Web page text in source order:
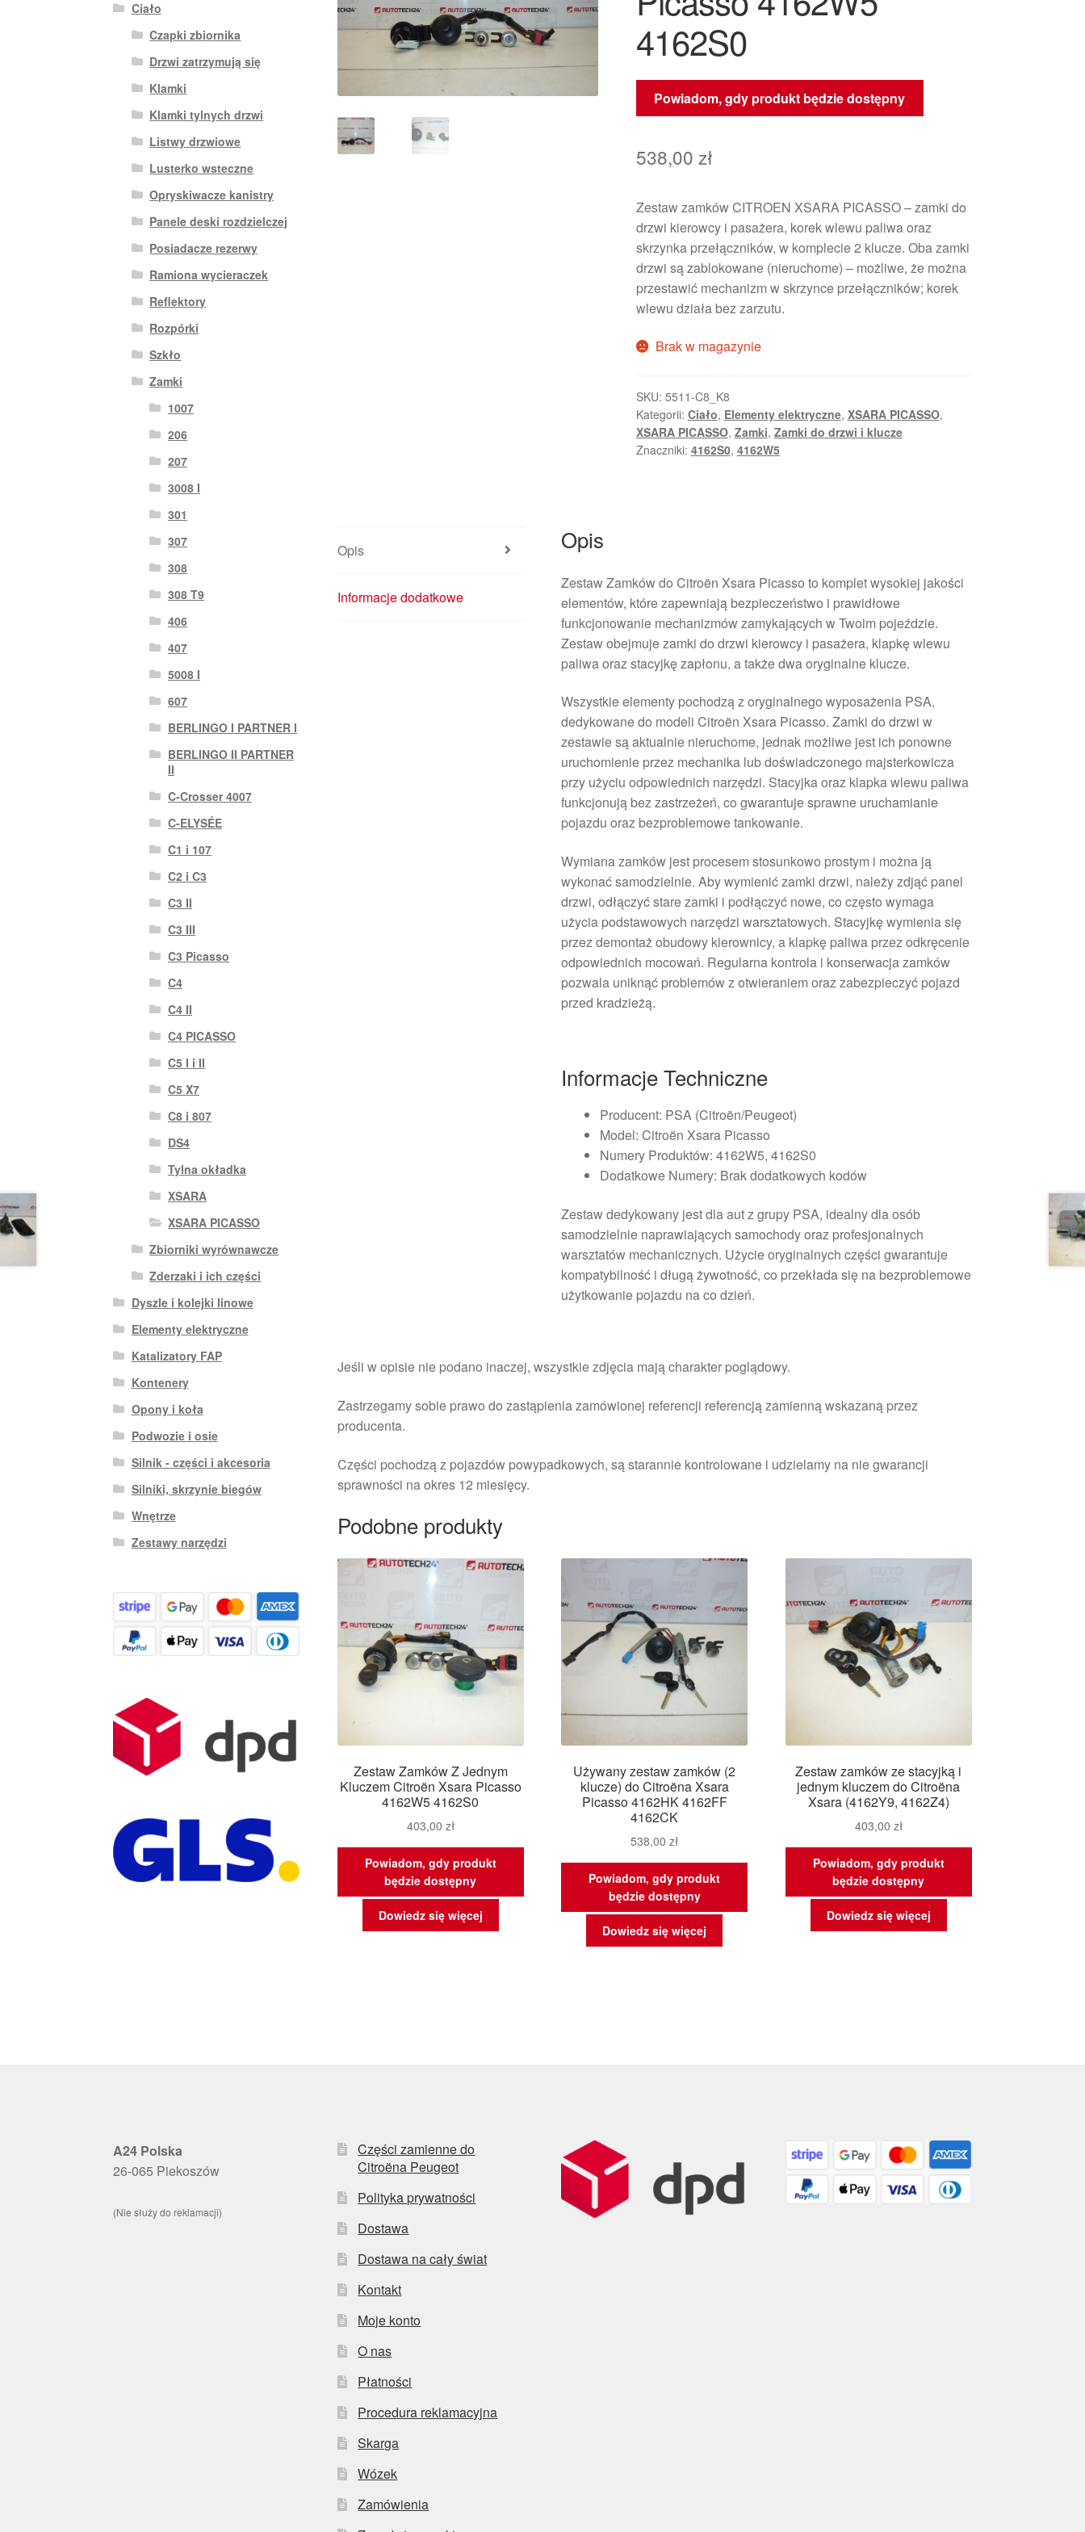
4162S0
Powiadom, gdy produkt będzie dostępny
538,00 zł
Zestaw zamków CITROEN XSARA PICASSO – zamki do
drzwi kierowcy i pasażera, korek wlewu paliwa oraz
skrzynka przełączników, w komplecie 2 klucze. Oba zamki
drzwi są zablokowane (nieruchome) – możliwe, że można
przestawić mechanizm w skrzynce przełączników; korek
wlewu działa bez zarzutu.
Brak w magazynie
SKU: 5511-C8_K8
Kategorii: Ciało, Elementy elektryczne, XSARA PICASSO,
XSARA PICASSO, Zamki, Zamki do drzwi i klucze
Znaczniki: 4162S0, 4162W5
Opis
Informacje dodatkowe
Opis
Zestaw Zamków do Citroën Xsara Picasso to komplet wysokiej jakości
elementów, które zapewniają bezpieczeństwo i prawidłowe
funkcjonowanie mechanizmów zamykających w Twoim pojeździe.
Zestaw obejmuje zamki do drzwi kierowcy i pasażera, klapkę wlewu
paliwa oraz stacyjkę zapłonu, a także dwa oryginalne klucze.
Wszystkie elementy pochodzą z oryginalnego wyposażenia PSA,
dedykowane do modeli Citroën Xsara Picasso. Zamki do drzwi w
zestawie są aktualnie nieruchome, jednak możliwe jest ich ponowne
uruchomienie przez mechanika lub doświadczonego majsterkowicza
przy użyciu odpowiednich narzędzi. Stacyjka oraz klapka wlewu paliwa
funkcjonują bez zastrzeżeń, co gwarantuje sprawne uruchamianie
pojazdu oraz bezproblemowe tankowanie.
Wymiana zamków jest procesem stosunkowo prostym i można ją
wykonać samodzielnie. Aby wymienić zamki drzwi, należy zdjąć panel
drzwi, odłączyć stare zamki i podłączyć nowe, co często wymaga
użycia podstawowych narzędzi warsztatowych. Stacyjkę wymienia się
przez demontaż obudowy kierownicy, a klapkę paliwa przez odkręcenie
odpowiednich mocowań. Regularna kontrola i konserwacja zamków
pozwala uniknąć problemów z otwieraniem oraz zabezpieczyć pojazd
przed kradzieżą.
Informacje Techniczne
Producent: PSA (Citroën/Peugeot)
Model: Citroën Xsara Picasso
Numery Produktów: 4162W5, 4162S0
Dodatkowe Numery: Brak dodatkowych kodów
Zestaw dedykowany jest dla aut z grupy PSA, idealny dla osób
samodzielnie naprawiających samochody oraz profesjonalnych
warsztatów mechanicznych. Użycie oryginalnych części gwarantuje
kompatybilność i długą żywotność, co przekłada się na bezproblemowe
użytkowanie pojazdu na co dzień.
Jeśli w opisie nie podano inaczej, wszystkie zdjęcia mają charakter poglądowy.
Zastrzegamy sobie prawo do zastąpienia zamówionej referencji referencją zamienną wskazaną przez
producenta.
Części pochodzą z pojazdów powypadkowych, są starannie kontrolowane i udzielamy na nie gwarancji
sprawności na okres 12 miesięcy.
Podobne produkty
Zestaw Zamków Z Jednym
Kluczem Citroën Xsara Picasso
4162W5 4162S0
403,00 zł
Powiadom, gdy produkt
będzie dostępny
Dowiedz się więcej
Używany zestaw zamków (2
klucze) do Citroëna Xsara
Picasso 4162HK 4162FF
4162CK
538,00zł
Powiadom, gdy produkt
będzie dostępny
Dowiedz się więcej
Zestaw zamków ze stacyjką i
jednym kluczem do Citroëna
Xsara (4162Y9, 4162Z4)
403,00 zł
Powiadom, gdy produkt
będzie dostępny
Dowiedz się więcej
Ciało
Czapki zbiornika
Drzwi zatrzymują się
Klamki
Klamki tylnych drzwi
Listwy drzwiowe
Lusterko wsteczne
Opryskiwacze kanistry
Panele deski rozdzielczej
Posiadacze rezerwy
Ramiona wycieraczek
Reflektory
Rozpórki
Szkło
Zamki
1007
206
207
3008 I
301
307
308
308 T9
406
407
5008 I
607
BERLINGO I PARTNER I
BERLINGO II PARTNER
II
C-Crosser 4007
C-ELYSÉE
C1 i 107
C2 i C3
C3 II
C3 III
C3 Picasso
C4
C4 II
C4 PICASSO
C5 I i II
C5 X7
C8 i 807
DS4
Tylna okładka
XSARA
XSARA PICASSO
Zbiorniki wyrównawcze
Zderzaki i ich części
Dyszle i kolejki linowe
Elementy elektryczne
Katalizatory FAP
Kontenery
Opony i koła
Podwozie i osie
Silnik - części i akcesoria
Silniki, skrzynie biegów
Wnętrze
Zestawy narzędzi
A24 Polska
26-065 Piekoszów
(Nie służy do reklamacji)
Części zamienne do
Citroëna Peugeot
Polityka prywatności
Dostawa
Dostawa na cały świat
Kontakt
Moje konto
O nas
Płatności
Procedura reklamacyjna
Skarga
Wózek
Zamówienia